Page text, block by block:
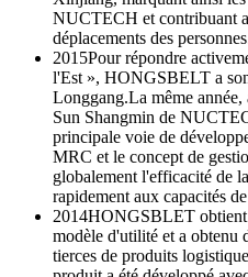
NUCTECH et contribuant
déplacements des
2015Pour répondre
l'Est », HONGSBELT a
Longgang.La même
Sun Shangmin de
principale voie de
MRC et le concept de
globalement l'efficacité de
rapidement aux capacités
2014HONGSBLET obtient
modèle d'utilité et a obtenu
tierces de produits